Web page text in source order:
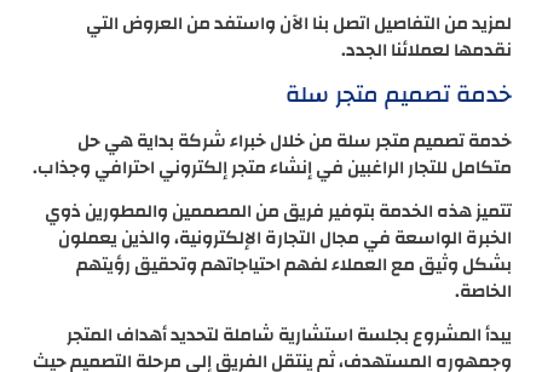
لمزيد من التفاصيل اتصل بنا الآن واستفد من العروض التي
نقدمها لعملائنا الجدد.
خدمة تصميم متجر سلة
خدمة تصميم متجر سلة من خلال خبراء شركة بداية هي حل
متكامل للتجار الراغبين في إنشاء متجر إلكتروني احترافي وجذاب.
تتميز هذه الخدمة بتوفير فريق من المصممين والمطورين ذوي
الخبرة الواسعة في مجال التجارة الإلكترونية، والذين يعملون
بشكل وثيق مع العملاء لفهم احتياجاتهم وتحقيق رؤيتهم
الخاصة.
يبدأ المشروع بجلسة استشارية شاملة لتحديد أهداف المتجر
وجمهوره المستهدف، ثم ينتقل الفريق إلى مرحلة التصميم حيث